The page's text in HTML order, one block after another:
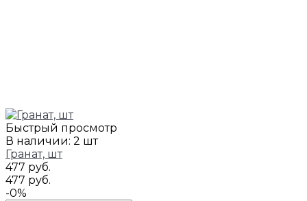
Быстрый просмотр
В наличии: 2 шт
Гранат, шт
477 руб.
477 руб.
-0%